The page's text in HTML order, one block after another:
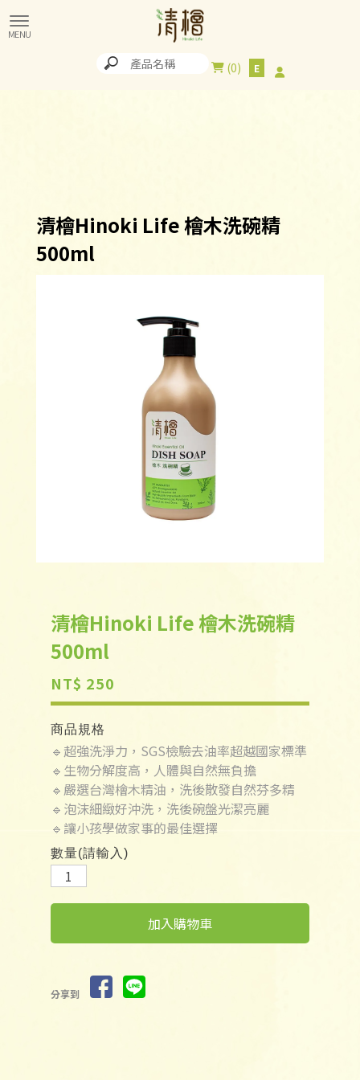
0
清檜Hinoki Life 檜木洗碗精
500ml
清檜Hinoki Life 檜木洗碗精
500ml
NT$ 250
商品規格
🔹超強洗淨力，SGS檢驗去油率超越國家標準
🔹生物分解度高，人體與自然無負擔
🔹嚴選台灣檜木精油，洗後散發自然芬多精
🔹泡沫細緻好沖洗，洗後碗盤光潔亮麗
🔹讓小孩學做家事的最佳選擇
數量(請輸入)
加入購物車
分享到